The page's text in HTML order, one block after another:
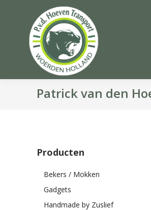
Patrick van den
Producten
Bekers / Mokken
Gadgets
Handmade by Zuslief